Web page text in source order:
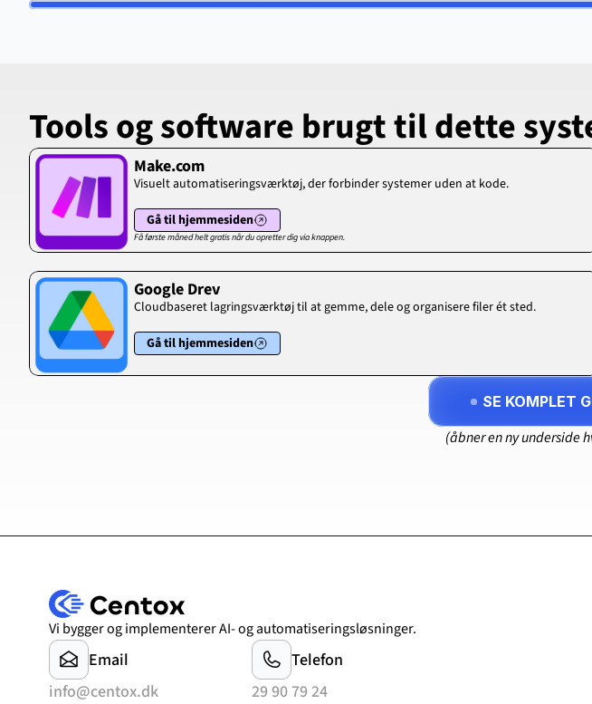
Tools og software brugt til dette
Make.com
Visuelt automatiseringsværktøj, der forbinder systemer uden at kode.
Gå til hjemmesiden
Få første måned helt gratis når du opretter dig via knappen.
Google Drev
Cloudbaseret lagringsværktøj til at gemme, dele og organisere filer ét sted.
Gå til hjemmesiden
SE KOMPLET
(åbner en ny underside
Vi bygger og implementerer AI- og automatiseringsløsninger.
Email
info@centox.dk
Telefon
29 90 79 24